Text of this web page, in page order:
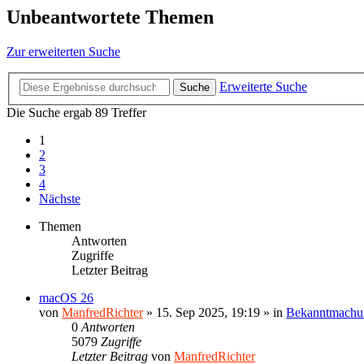
Unbeantwortete Themen
Zur erweiterten Suche
Suche
Erweiterte Suche
Die Suche ergab 89 Treffer
1
2
3
4
Nächste
Themen
Antworten
Zugriffe
Letzter Beitrag
macOS 26
von ManfredRichter» 15. Sep 2025, 19:19 » in
0 Antworten
5079 Zugriffe
Letzter Beitrag von ManfredRichter